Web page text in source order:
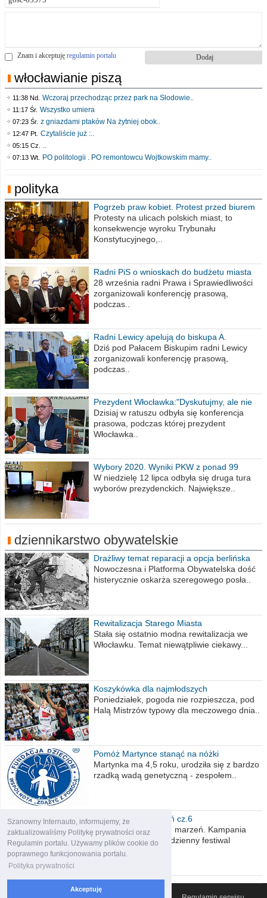
Szanowny Internauto, informujemy, że
zaktualizowaliśmy Politykę prywatności oraz
Regulamin portalu. Używamy plików cookie do
poprawnego funkcjonowania portalu.
Polityka prywatności
Akceptuję
Znam i akceptuję regulamin portalu
włocławianie piszą
11:38 Nd. Wczoraj przechodząc przez park na Słodowie..
11:17 Śr. Wszystko umiera
07:23 Śr. z gniazdami ptaków Na żytniej obok..
12:47 Pt. Czytaliście już :..
05:15 Cz. ..
07:13 Wt. PO politologii . PO remontowcu Wojtkowskim mamy..
polityka
Pogrzeb praw kobiet. Protest przed biurem
poselskim PiS
Protesty na ulicach polskich miast, to
konsekwencje wyroku Trybunału
Konstytucyjnego,..
Radni PiS o wnioskach do budżetu miasta
na 2021 rok
28 września radni Prawa i Sprawiedliwości
zorganizowali konferencję prasową,
podczas..
Radni Lewicy apelują do biskupa A.
Wiesława Meringa
Dziś pod Pałacem Biskupim radni Lewicy
zorganizowali konferencję prasową,
podczas..
Prezydent Włocławka:"Dyskutujmy, ale nie
obrażajmy się”
Dzisiaj w ratuszu odbyła się konferencja
prasowa, podczas której prezydent
Włocławka..
Wybory 2020. Wyniki PKW z ponad 99
procent obwodów
W niedzielę 12 lipca odbyła się druga tura
wyborów prezydenckich. Największe..
dziennikarstwo obywatelskie
Drażliwy temat reparacji a opcja berlińska
Nowoczesna i Platforma Obywatelska dość
histerycznie oskarża szeregowego posła..
Rewitalizacja Starego Miasta
Stała się ostatnio modna rewitalizacja we
Włocławku. Temat niewątpliwie ciekawy...
Koszykówka dla najmłodszych
Poniedziałek, pogoda nie rozpieszcza, pod
Halą Mistrzów typowy dla meczowego dnia..
Pomóż Martynce stanąć na nóżki
Martynka ma 4,5 roku, urodziła się z bardzo
rzadką wadą genetyczną - zespołem..
Polska moich marzeń cz.6
Nadszedł kres moich marzeń. Kampania
wyborcza czyli niecodzienny festiwal
obietnic,..